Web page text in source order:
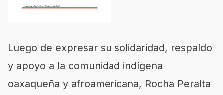
Luego de expresar su solidaridad, respaldo
y apoyo a la comunidad indígena
oaxaqueña y afroamericana, Rocha Peralta